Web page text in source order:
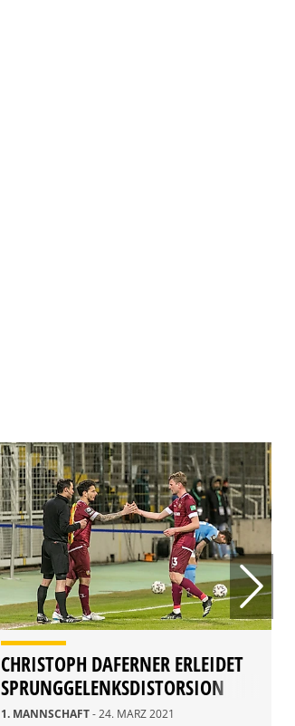
CHRISTOPH DAFERNER ERLEIDET
SPRUNGGELENKSDISTORSION
1. MANNSCHAFT- 24. MÄRZ 2021